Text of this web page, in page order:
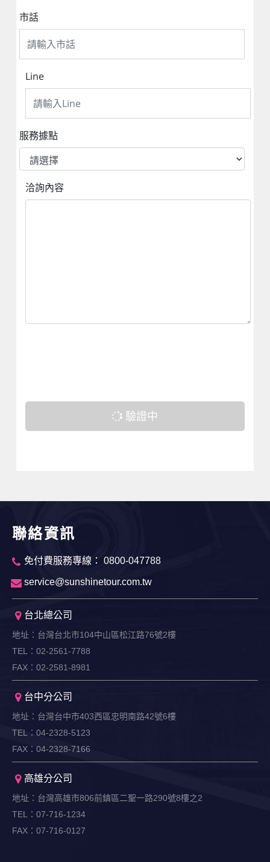
市話
Line
服務據點
洽詢內容
驗證中
聯絡資訊
免付費服務專線： 0800-047788
service@sunshinetour.com.tw
台北總公司
地址：台灣台北市104中山區松江路76號2樓
TEL：02-2561-7788
FAX：02-2581-8981
台中分公司
地址：台灣台中市403西區忠明南路42號6樓
TEL：04-2328-5123
FAX：04-2328-7166
高雄分公司
地址：台灣高雄市806前鎮區二聖一路290號8樓之2
TEL：07-716-1234
FAX：07-716-0127